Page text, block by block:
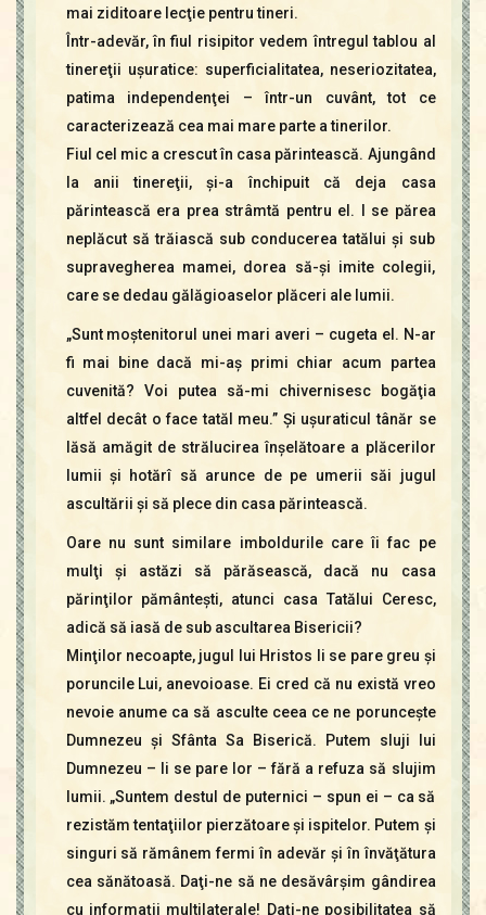
mai ziditoare lecţie pentru tineri.
Într-adevăr, în fiul risipitor vedem întregul tablou al
tinereţii uşuratice: superficialitatea, neseriozitatea,
patima independenţei – într-un cuvânt, tot ce
caracterizează cea mai mare parte a tinerilor.
Fiul cel mic a crescut în casa părintească. Ajungând
la anii tinereţii, şi-a închipuit că deja casa
părintească era prea strâmtă pentru el. I se părea
neplăcut să trăiască sub conducerea tatălui şi sub
supravegherea mamei, dorea să-şi imite colegii,
care se dedau gălăgioaselor plăceri ale lumii.
„Sunt moştenitorul unei mari averi – cugeta el. N-ar
fi mai bine dacă mi-aş primi chiar acum partea
cuvenită? Voi putea să-mi chivernisesc bogăţia
altfel decât o face tatăl meu.” Şi uşuraticul tânăr se
lăsă amăgit de strălucirea înşelătoare a plăcerilor
lumii şi hotărî să arunce de pe umerii săi jugul
ascultării şi să plece din casa părintească.
Oare nu sunt similare imboldurile care îi fac pe
mulţi şi astăzi să părăsească, dacă nu casa
părinţilor pământeşti, atunci casa Tatălui Ceresc,
adică să iasă de sub ascultarea Bisericii?
Minţilor necoapte, jugul lui Hristos li se pare greu şi
poruncile Lui, anevoioase. Ei cred că nu există vreo
nevoie anume ca să asculte ceea ce ne porunceşte
Dumnezeu şi Sfânta Sa Biserică. Putem sluji lui
Dumnezeu – li se pare lor – fără a refuza să slujim
lumii. „Suntem destul de puternici – spun ei – ca să
rezistăm tentaţiilor pierzătoare şi ispitelor. Putem şi
singuri să rămânem fermi în adevăr şi în învăţătura
cea sănătoasă. Daţi-ne să ne desăvârşim gândirea
cu informaţii multilaterale! Daţi-ne posibilitatea să